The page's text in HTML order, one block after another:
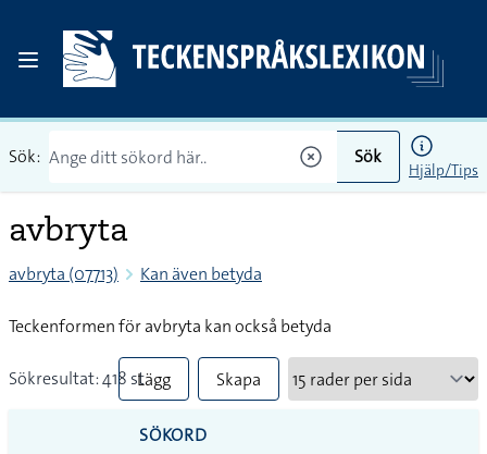
Sök: Sök
Hjälp/Tips
avbryta
avbryta (07713) Kan även betyda
Teckenformen för avbryta kan också betyda
Sökresultat: 418 stLägg
till
Skapa
SÖKORD